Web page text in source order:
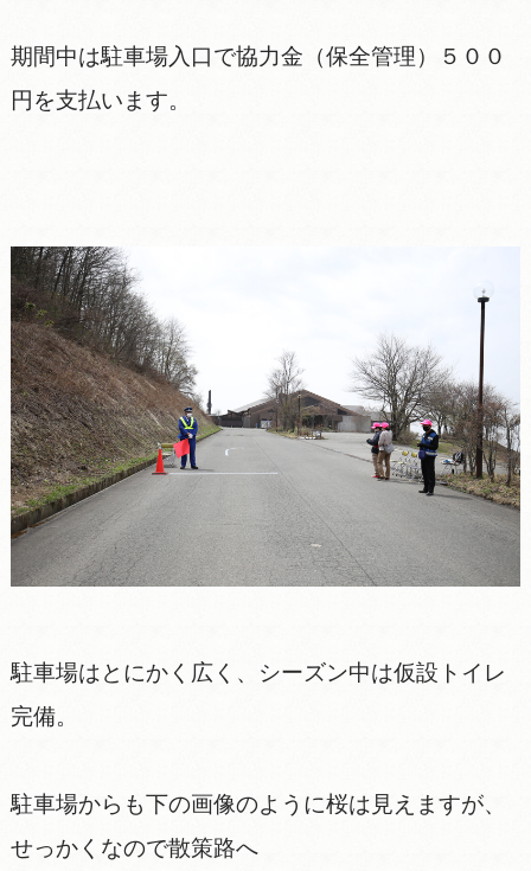
期間中は駐車場入口で協力金（保全管理）５００
円を支払います。
駐車場はとにかく広く、シーズン中は仮設トイレ
完備。
駐車場からも下の画像のように桜は見えますが、
せっかくなので散策路へ